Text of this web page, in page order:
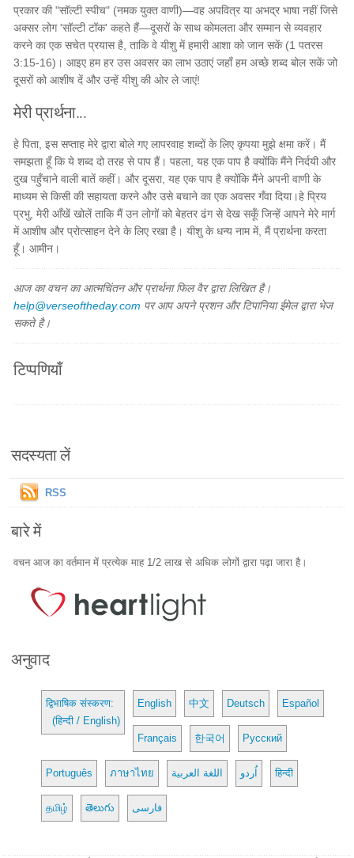
प्रकार की "सॉल्टी स्पीच" (नमक युक्त वाणी)—वह अपवित्र या अभद्र भाषा नहीं जिसे
अक्सर लोग 'सॉल्टी टॉक' कहते हैं—दूसरों के साथ कोमलता और सम्मान से व्यवहार
करने का एक सचेत प्रयास है, ताकि वे यीशु में हमारी आशा को जान सकें (1 पतरस
3:15-16)। आइए हम हर उस अवसर का लाभ उठाएं जहाँ हम अच्छे शब्द बोल सकें जो
दूसरों को आशीष दें और उन्हें यीशु की ओर ले जाएं!
मेरी प्रार्थना...
हे पिता, इस सप्ताह मेरे द्वारा बोले गए लापरवाह शब्दों के लिए कृपया मुझे क्षमा करें। मैं
समझता हूँ कि ये शब्द दो तरह से पाप हैं। पहला, यह एक पाप है क्योंकि मैंने निर्दयी और
दुख पहुँचाने वाली बातें कहीं। और दूसरा, यह एक पाप है क्योंकि मैंने अपनी वाणी के
माध्यम से किसी की सहायता करने और उसे बचाने का एक अवसर गँवा दिया। ​हे प्रिय
प्रभु, मेरी आँखें खोलें ताकि मैं उन लोगों को बेहतर ढंग से देख सकूँ जिन्हें आपने मेरे मार्ग
में आशीष और प्रोत्साहन देने के लिए रखा है। यीशु के धन्य नाम में, मैं प्रार्थना करता
हूँ। आमीन।
आज का वचन का आत्मचिंतन और प्रार्थना फिल वैर द्वारा लिखित है।
help@verseoftheday.com पर आप अपने प्रशन और टिपानिया ईमेल द्वारा भेज
सकते है।
टिप्पणियाँ
सदस्यता लें
RSS
बारे में
वचन आज का वर्तमान में प्रत्येक माह 1/2 लाख से अधिक लोगों द्वारा पढ़ा जारा है।
अनुवाद
द्विभाषिक संस्करण:
(हिन्दी / English)
English 中文 Deutsch Español
Français 한국어 Русский
Português ภาษาไทย اللغة العربية اُردو हिन्दी
தமிழ் తెలుగు فارسی